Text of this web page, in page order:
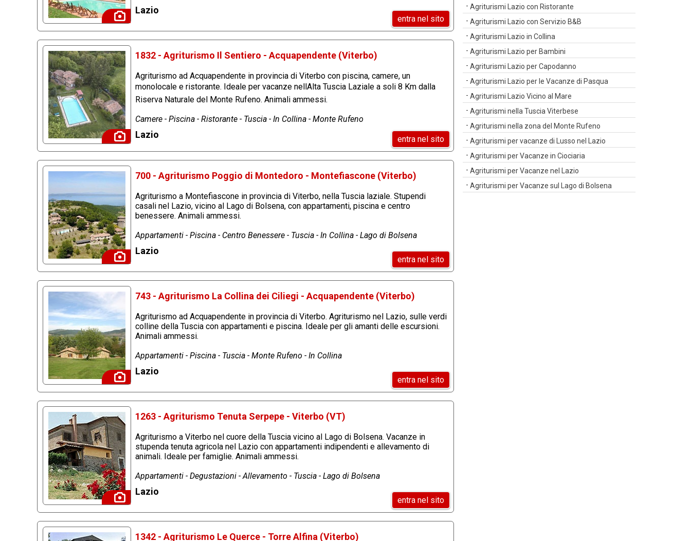
Lazio
entra nel sito
1832 - Agriturismo Il Sentiero - Acquapendente (Viterbo)
Agriturismo ad Acquapendente in provincia di Viterbo con piscina, camere, un
monolocale e ristorante. Ideale per vacanze nellAlta Tuscia Laziale a soli 8 Km dalla
Riserva Naturale del Monte Rufeno. Animali ammessi.
Camere - Piscina - Ristorante - Tuscia - In Collina - Monte Rufeno
Lazio entra nel sito
700 - Agriturismo Poggio di Montedoro - Montefiascone (Viterbo)
Agriturismo a Montefiascone in provincia di Viterbo, nella Tuscia laziale. Stupendi
casali nel Lazio, vicino al Lago di Bolsena, con appartamenti, piscina e centro
benessere. Animali ammessi.
Appartamenti - Piscina - Centro Benessere - Tuscia - In Collina - Lago di Bolsena
Lazio
entra nel sito
743 - Agriturismo La Collina dei Ciliegi - Acquapendente (Viterbo)
Agriturismo ad Acquapendente in provincia di Viterbo. Agriturismo nel Lazio, sulle verdi
colline della Tuscia con appartamenti e piscina. Ideale per gli amanti delle escursioni.
Animali ammessi.
Appartamenti - Piscina - Tuscia - Monte Rufeno - In Collina
Lazio
entra nel sito
1263 - Agriturismo Tenuta Serpepe - Viterbo (VT)
Agriturismo a Viterbo nel cuore della Tuscia vicino al Lago di Bolsena. Vacanze in
stupenda tenuta agricola nel Lazio con appartamenti indipendenti e allevamento di
animali. Ideale per famiglie. Animali ammessi.
Appartamenti - Degustazioni - Allevamento - Tuscia - Lago di Bolsena
Lazio
entra nel sito
1342 - Agriturismo Le Querce - Torre Alfina (Viterbo)
Agriturismi Lazio con Ristorante
Agriturismi Lazio con Servizio B&B
Agriturismi Lazio in Collina
Agriturismi Lazio per Bambini
Agriturismi Lazio per Capodanno
Agriturismi Lazio per le Vacanze di Pasqua
Agriturismi Lazio Vicino al Mare
Agriturismi nella Tuscia Viterbese
Agriturismi nella zona del Monte Rufeno
Agriturismi per vacanze di Lusso nel Lazio
Agriturismi per Vacanze in Ciociaria
Agriturismi per Vacanze nel Lazio
Agriturismi per Vacanze sul Lago di Bolsena